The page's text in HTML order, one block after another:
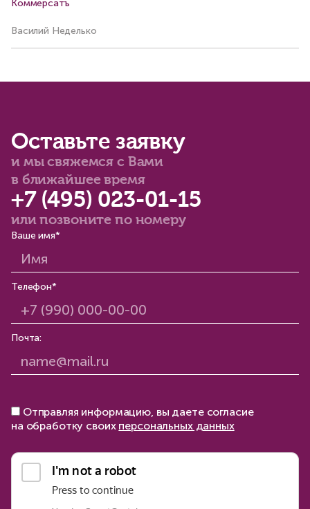
Коммерсатъ
Василий Неделько
Оставьте заявку
и мы свяжемся с Вами
в ближайшее время
+7 (495) 023-01-15
или позвоните по номеру
Ваше имя*
Телефон*
Почта:
Отправляя информацию, вы даете согласие
на обработку своих персональных данных